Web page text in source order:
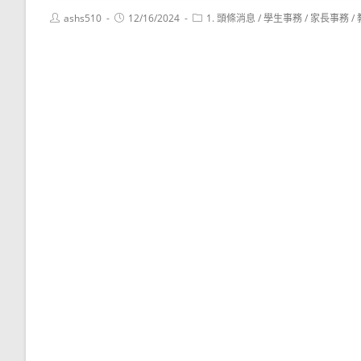
Postashs510
Post12/16/2024
Post1. 頭條消息 /學生事務/ 家長事務/